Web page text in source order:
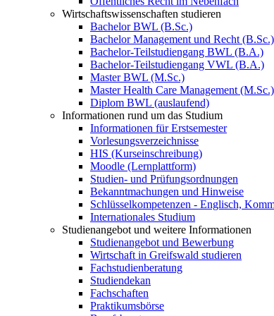
Wirtschaftswissenschaften studieren
Bachelor BWL (B.Sc.)
Bachelor Management und Recht (B.Sc.)
Bachelor-Teilstudiengang BWL (B.A.)
Bachelor-Teilstudiengang VWL (B.A.)
Master BWL (M.Sc.)
Master Health Care Management (M.Sc.)
Diplom BWL (auslaufend)
Informationen rund um das Studium
Informationen für Erstsemester
Vorlesungsverzeichnisse
HIS (Kurseinschreibung)
Moodle (Lernplattform)
Studien- und Prüfungsordnungen
Bekanntmachungen und Hinweise
Schlüsselkompetenzen - Englisch,
Internationales Studium
Studienangebot und weitere Informationen
Studienangebot und Bewerbung
Wirtschaft in Greifswald studieren
Fachstudienberatung
Studiendekan
Fachschaften
Praktikumsbörse